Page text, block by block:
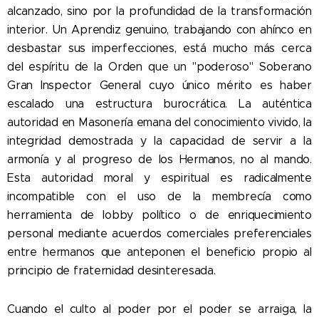
alcanzado, sino por la profundidad de la transformación
interior. Un Aprendiz genuino, trabajando con ahínco en
desbastar sus imperfecciones, está mucho más cerca
del espíritu de la Orden que un "poderoso" Soberano
Gran Inspector General cuyo único mérito es haber
escalado una estructura burocrática. La auténtica
autoridad en Masonería emana del conocimiento vivido, la
integridad demostrada y la capacidad de servir a la
armonía y al progreso de los Hermanos, no al mando.
Esta autoridad moral y espiritual es radicalmente
incompatible con el uso de la membrecía como
herramienta de lobby político o de enriquecimiento
personal mediante acuerdos comerciales preferenciales
entre hermanos que anteponen el beneficio propio al
principio de fraternidad desinteresada.
Cuando el culto al poder por el poder se arraiga, la